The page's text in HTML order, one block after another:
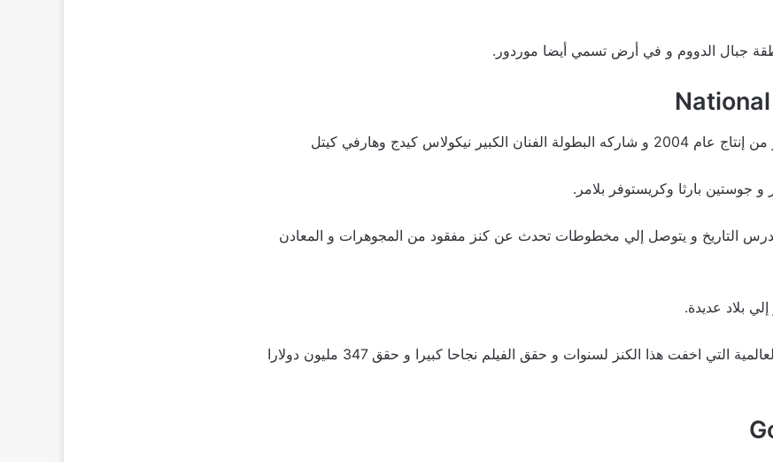
جبال الدووم و في أرض تسمي أيضا موردور.
نيكولاس كيدج وهارفي كيتل
جوستين بارثا وكريستوفر بلامر.
التاريخ و يتوصل إلي مخطوطات تحدث عن كنز مفقود من المجوهرات و المعادن
بلاد عديدة.
و يواجه جماعة الماسونية العالمية التي اخفت هذا الكنز لسنوات و حقق الفيلم نجاحا كبيرا و حقق 347 مليون دولارا